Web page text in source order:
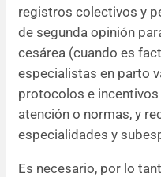
registros colectivos y
de segunda opinión
cesárea (cuando es
especialistas en parto
protocolos e
atención o normas, y
especialidades y
Es necesario, por lo